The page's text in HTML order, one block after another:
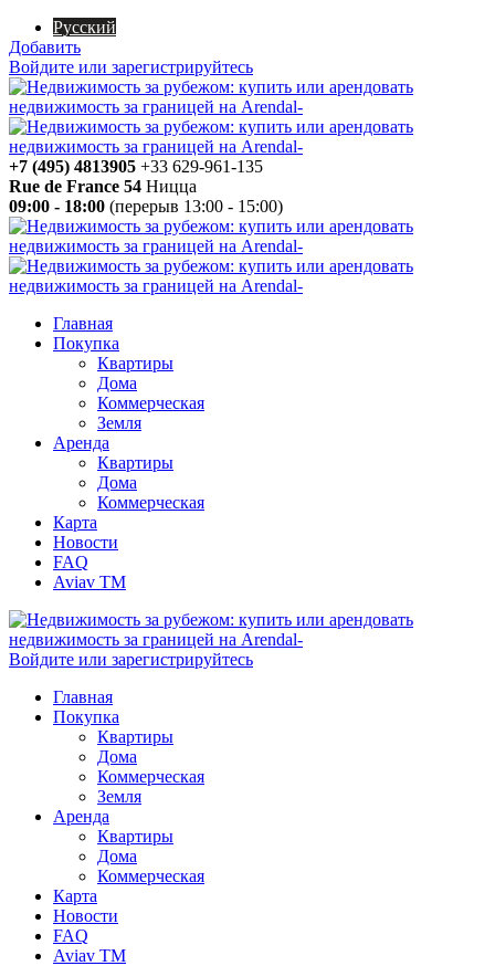
Русский
Добавить
Войдите или зарегистрируйтесь
+7 (495) 4813905 +33 629-961-135
Rue de France 54 Ницца
09:00 - 18:00 (перерыв 13:00 - 15:00)
Главная
Покупка
Квартиры
Дома
Коммерческая
Земля
Аренда
Квартиры
Дома
Коммерческая
Карта
Новости
FAQ
Aviav TM
Войдите или зарегистрируйтесь
Главная
Покупка
Квартиры
Дома
Коммерческая
Земля
Аренда
Квартиры
Дома
Коммерческая
Карта
Новости
FAQ
Aviav TM